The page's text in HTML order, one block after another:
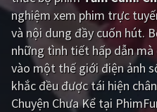
Tổng hợp
CẬP NHẬT
PHIM MỚI
PHIM BỘ
nghiệm xem phim trực
và nội dung đầy cuốn hút.
những tình tiết hấp dẫn
vào một thế giới điện ảnh
khắc đều được tái hiện
Chuyện Chưa Kể tại